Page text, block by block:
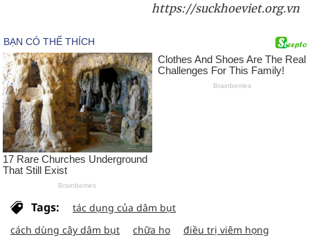
https://suckhoeviet.org.vn
Tags:
tác dụng của dâm bụt
cách dùng cây dâm bụt
chữa ho
điều trị viêm họng